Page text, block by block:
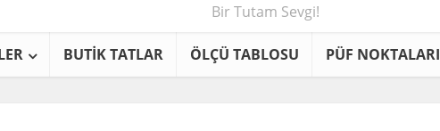
Bir Tutam Sevgi!
BUTİK TATLAR ÖLÇÜ TABLOSU PÜF NOKTALARI